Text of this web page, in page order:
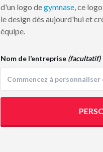
d'un logo degymnase, ce
le design dès aujourd'hui et
équipe.
Nom de l’entreprise (facultatif)